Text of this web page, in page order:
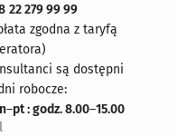
22 279 99 99
zgodna z taryfą
są dostępni
robocze:
–pt : godz. 8.00–15.00